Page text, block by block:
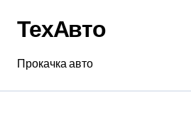
содержанию
ТехАвто
Прокачка авто